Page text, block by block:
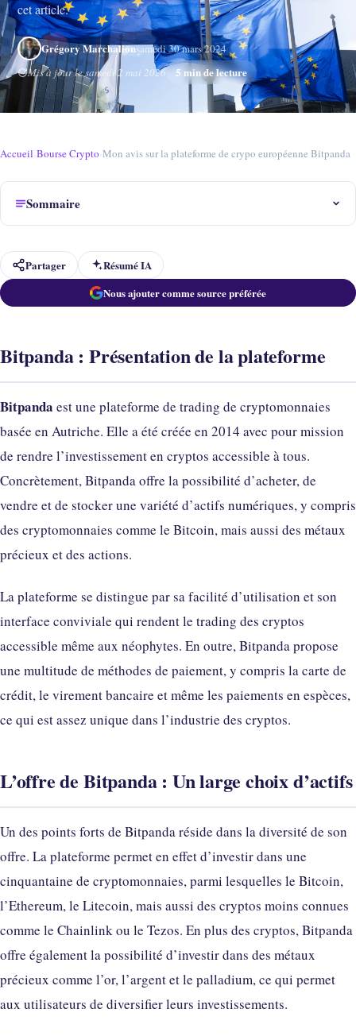
cet article.
Grégory Marchalionsamedi 30 mars 2024
Mis à jour le samedi 2 mai 2026
5 min de lecture
Accueil›Bourse Crypto›Mon avis sur la plateforme de crypo européenne Bitpanda
Sommaire
Partager
Résumé IA
Nous ajouter comme source préférée
Bitpanda : Présentation de la plateforme
Bitpanda est une plateforme de trading de cryptomonnaies
basée en Autriche. Elle a été créée en 2014 avec pour mission
de rendre l’investissement en cryptos accessible à tous.
Concrètement, Bitpanda offre la possibilité d’acheter, de
vendre et de stocker une variété d’actifs numériques, y compris
des cryptomonnaies comme le Bitcoin, mais aussi des métaux
précieux et des actions.
La plateforme se distingue par sa facilité d’utilisation et son
interface conviviale qui rendent le trading des cryptos
accessible même aux néophytes. En outre, Bitpanda propose
une multitude de méthodes de paiement, y compris la carte de
crédit, le virement bancaire et même les paiements en espèces,
ce qui est assez unique dans l’industrie des cryptos.
L’offre de Bitpanda : Un large choix d’actifs
Un des points forts de Bitpanda réside dans la diversité de son
offre. La plateforme permet en effet d’investir dans une
cinquantaine de cryptomonnaies, parmi lesquelles le Bitcoin,
l’Ethereum, le Litecoin, mais aussi des cryptos moins connues
comme le Chainlink ou le Tezos. En plus des cryptos, Bitpanda
offre également la possibilité d’investir dans des métaux
précieux comme l’or, l’argent et le palladium, ce qui permet
aux utilisateurs de diversifier leurs investissements.